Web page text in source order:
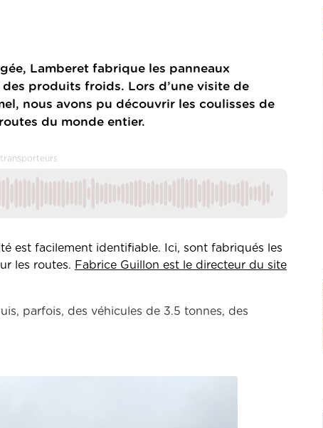
Lamberet fabrique les panneaux
produits froids. Lors d’une visite de
nous avons pu découvrir les coulisses de
du monde entier.
est facilement identifiable. Ici, sont fabriqués les
les routes. Fabrice Guillon est le directeur du site
parfois, des véhicules de 3.5 tonnes, des